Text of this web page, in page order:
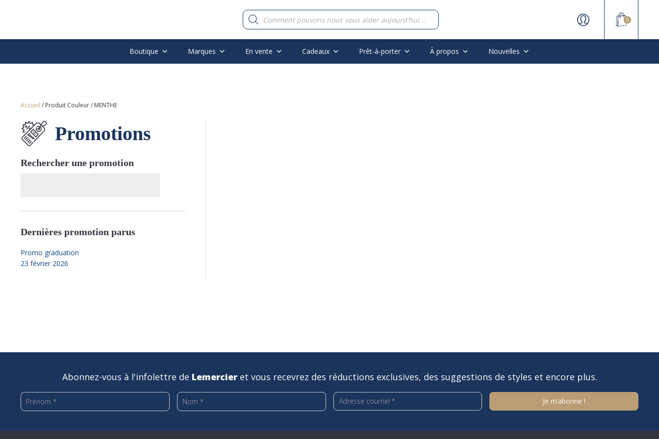
Recherche
de
produits
0
Boutique Marques En vente Cadeaux Prêt-à-porter À propos Nouvelles
Accueil / Produit Couleur / MENTHE
Promotions
Rechercher une promotion
Dernières promotion parus
Promo graduation
23 février 2026
Abonnez-vous à l'infolettre de Lemercieret vous recevrez des réductions exclusives, des suggestions de styles et encore plus.